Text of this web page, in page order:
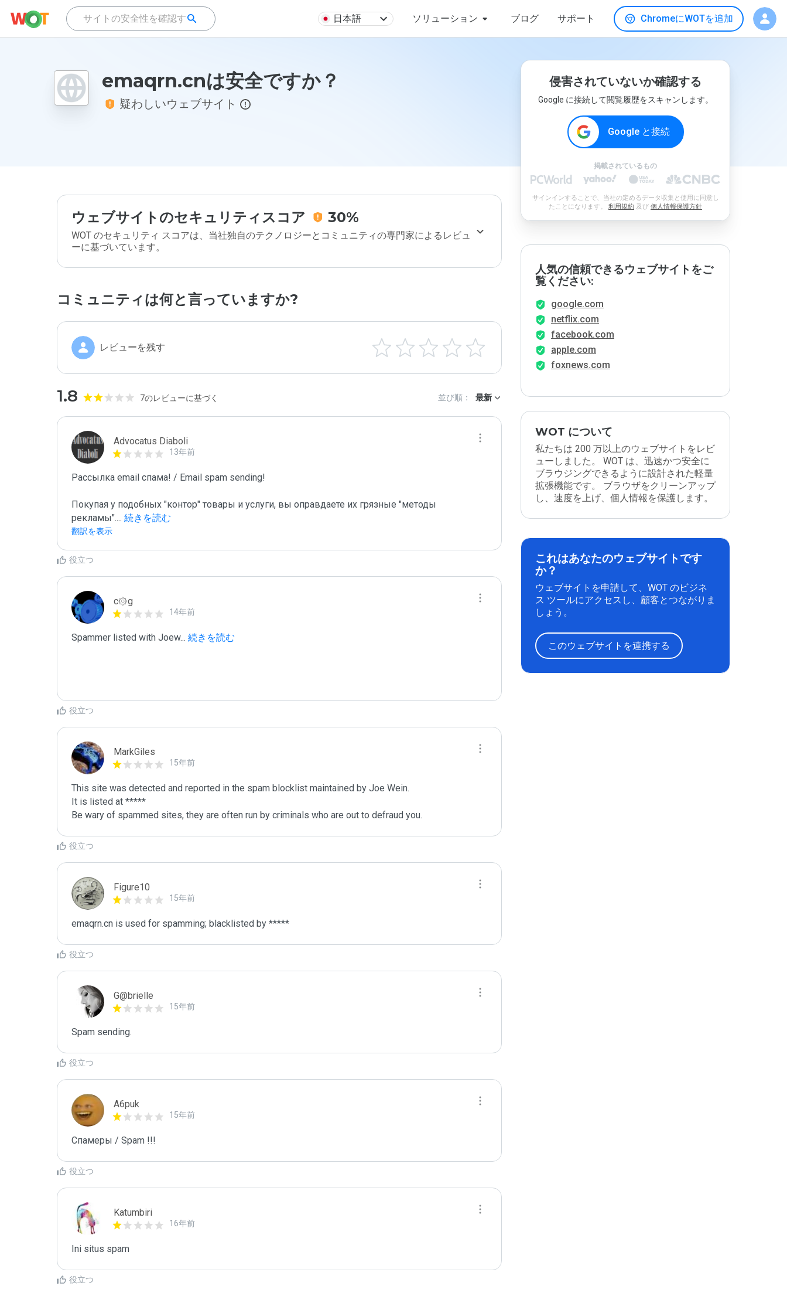
日本語 ソリューション ブログ サポート ChromeにWOTを追加
emaqrn.cnは安全ですか？
疑わしいウェブサイト
ウェブサイトのセキュリティスコア 30%
WOT のセキュリティ スコアは、当社独自のテクノロジーとコミュニティの専門家によるレビュ
ーに基づいています。
コミュニティは何と言っていますか?
レビューを残す
1.8 7のレビューに基づく 並び順： 最新
Advocatus Diaboli
13年前
Рассылка email спама! / Email spam sending!
Покупая у подобных "контор" товары и услуги, вы оправдаете их грязные "методы
рекламы".... 続きを読む
翻訳を表示
役立つ
c۞g
14年前
Spammer listed with Joew... 続きを読む
役立つ
MarkGiles
15年前
This site was detected and reported in the spam blocklist maintained by Joe Wein.
It is listed at *****
Be wary of spammed sites, they are often run by criminals who are out to defraud you.
役立つ
Figure10
15年前
emaqrn.cn is used for spamming; blacklisted by *****
役立つ
G@brielle
15年前
Spam sending.
役立つ
A6puk
15年前
Спамеры / Spam !!!
役立つ
Katumbiri
16年前
Ini situs spam
役立つ
侵害されていないか確認する
Google に接続して閲覧履歴をスキャンします。
Google と接続
掲載されているもの
サインインすることで、当社の定めるデータ収集と使用に同意し
たことになります。 利用規約 及び 個人情報保護方針
人気の信頼できるウェブサイトをご
覧ください:
google.com
netflix.com
facebook.com
apple.com
foxnews.com
WOT について
私たちは 200 万以上のウェブサイトをレビ
ューしました。 WOT は、迅速かつ安全に
ブラウジングできるように設計された軽量
拡張機能です。 ブラウザをクリーンアップ
し、速度を上げ、個人情報を保護します。
これはあなたのウェブサイトです
か？
ウェブサイトを申請して、WOT のビジネ
ス ツールにアクセスし、顧客とつながりま
しょう。
このウェブサイトを連携する